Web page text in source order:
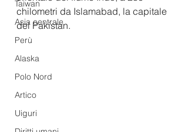
Taiwan
Asia centrale
Perù
Alaska
Polo Nord
Artico
Uiguri
chilometri da Islamabad, la capitale
del Pakistan.